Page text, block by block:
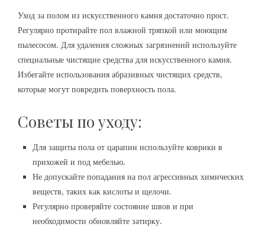
Уход за полом из искусственного камня достаточно прост.
Регулярно протирайте пол влажной тряпкой или моющим
пылесосом. Для удаления сложных загрязнений используйте
специальные чистящие средства для искусственного камня.
Избегайте использования абразивных чистящих средств,
которые могут повредить поверхность пола.
Советы по уходу:
Для защиты пола от царапин используйте коврики в
прихожей и под мебелью.
Не допускайте попадания на пол агрессивных химических
веществ, таких как кислоты и щелочи.
Регулярно проверяйте состояние швов и при
необходимости обновляйте затирку.